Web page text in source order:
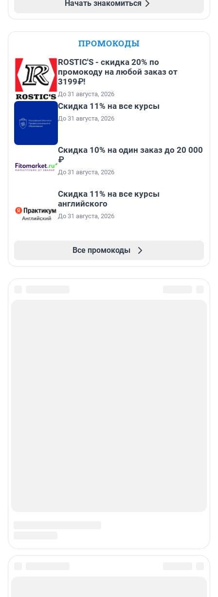
Начать знакомиться
ПРОМОКОДЫ
ROSTIC'S - скидка 20% по
промокоду на любой заказ от
3199₽!
До 31 августа, 2026
Скидка 11% на все курсы
До 31 августа, 2026
Скидка 10% на один заказ до 20 000
₽
До 31 августа, 2026
Скидка 11% на все курсы
английского
До 31 августа, 2026
Все промокоды